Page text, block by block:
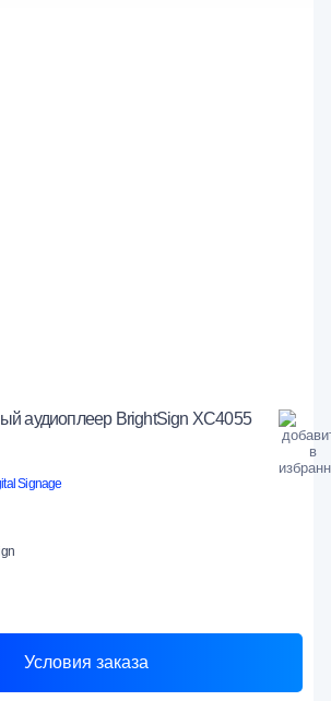
аудиоплеер BrightSign XC4055
Signage
Условия заказа